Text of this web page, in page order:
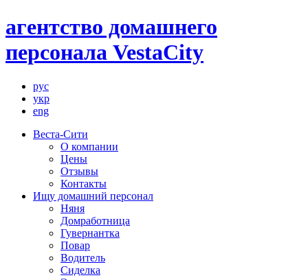
агентство домашнего
персонала VestaCity
рус
укр
eng
Веста-Сити
О компании
Цены
Отзывы
Контакты
Ищу домашний персонал
Няня
Домработница
Гувернантка
Повар
Водитель
Сиделка